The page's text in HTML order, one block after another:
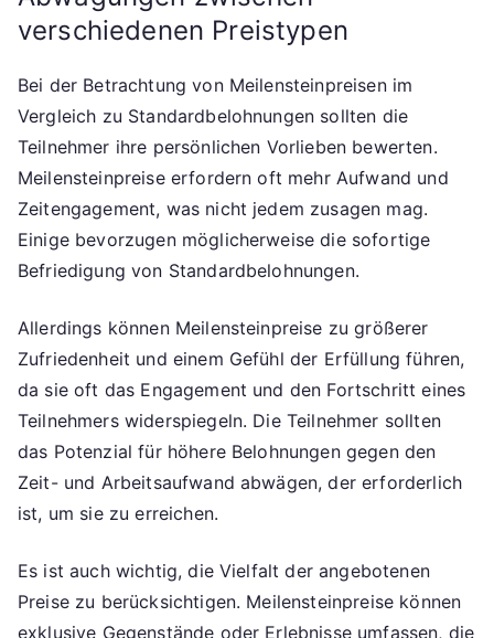
verschiedenen Preistypen
Bei der Betrachtung von Meilensteinpreisen im
Vergleich zu Standardbelohnungen sollten die
Teilnehmer ihre persönlichen Vorlieben bewerten.
Meilensteinpreise erfordern oft mehr Aufwand und
Zeitengagement, was nicht jedem zusagen mag.
Einige bevorzugen möglicherweise die sofortige
Befriedigung von Standardbelohnungen.
Allerdings können Meilensteinpreise zu größerer
Zufriedenheit und einem Gefühl der Erfüllung führen,
da sie oft das Engagement und den Fortschritt eines
Teilnehmers widerspiegeln. Die Teilnehmer sollten
das Potenzial für höhere Belohnungen gegen den
Zeit- und Arbeitsaufwand abwägen, der erforderlich
ist, um sie zu erreichen.
Es ist auch wichtig, die Vielfalt der angebotenen
Preise zu berücksichtigen. Meilensteinpreise können
exklusive Gegenstände oder Erlebnisse umfassen, die